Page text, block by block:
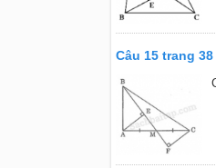
Câu 15 trang